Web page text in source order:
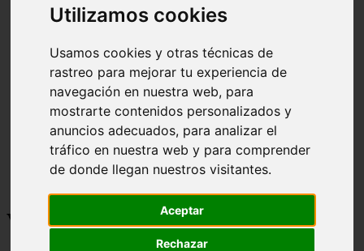
Utilizamos cookies
Usamos cookies y otras técnicas de
rastreo para mejorar tu experiencia de
navegación en nuestra web, para
mostrarte contenidos personalizados y
anuncios adecuados, para analizar el
tráfico en nuestra web y para comprender
de donde llegan nuestros visitantes.
Aceptar
Rechazar
c tierra de fuego
c tucuman
carmen
category
destinos
gijon
lanzarote
monumentos
naturaleza
san
Viajes a la Patagonia